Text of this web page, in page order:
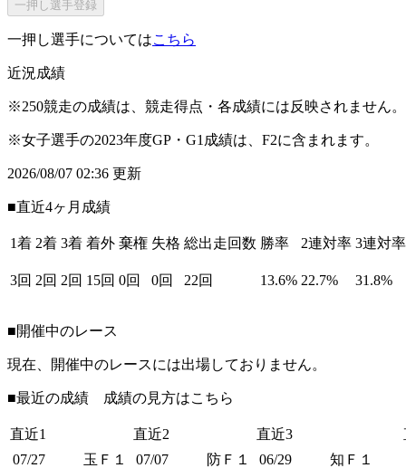
一押し選手登録
一押し選手についてはこちら
近況成績
※250競走の成績は、競走得点・各成績には反映されません。
※女子選手の2023年度GP・G1成績は、F2に含まれます。
2026/08/07 02:36 更新
■直近4ヶ月成績
1着 2着 3着 着外 棄権 失格 総出走回数 勝率 2連対率 3連対率
3回 2回 2回 15回 0回 0回 22回 13.6% 22.7% 31.8%
■開催中のレース
現在、開催中のレースには出場しておりません。
■最近の成績 成績の見方はこちら
直近1 直近2 直近3
07/27
玉Ｆ１ 07/07 防Ｆ１ 06/29 知Ｆ１